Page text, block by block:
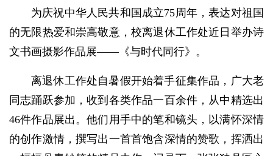
为庆祝中华人民共和国成立75周年，表达对祖国
的无限热爱和崇高敬意，校离退休工作处近日举办诗
文书画摄影作品展——《与时代同行》。
离退休工作处自暑假开始着手征集作品，广大老
同志踊跃参加，收到各类作品一百余件，从中精选出
46件作品展出。他们用手中的笔和镜头，以满怀深情
的创作激情，撰写出一首首饱含深情的赞歌，挥洒出